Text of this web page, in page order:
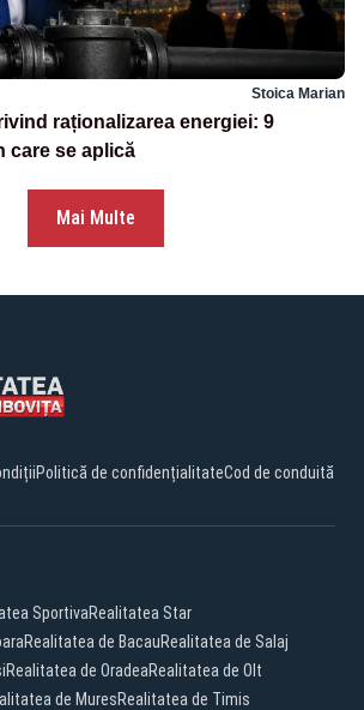
Stoica Marian
raționalizarea energiei: 9
care se aplică
Mai Multe
Politică de confidențialitateCod de conduită
SportivaRealitatea Star
Realitatea de BacauRealitatea de Salaj
Realitatea de OradeaRealitatea de Olt
de MuresRealitatea de Timis